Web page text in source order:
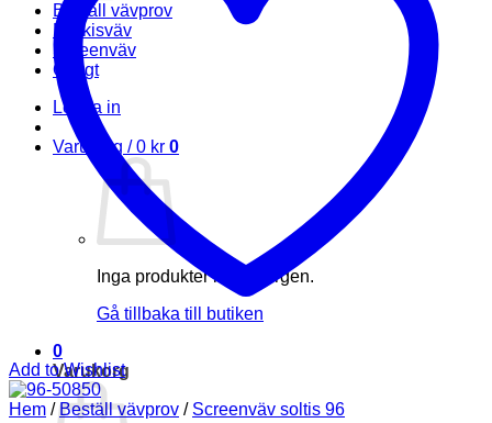
Beställ vävprov
Markisväv
Screenväv
Övrigt
Logga in
Varukorg /0 kr 0
Inga produkter i varukorgen.
Gå tillbaka till butiken
0
Varukorg
Add to Wishlist
Hem / Beställ vävprov / Screenväv soltis 96